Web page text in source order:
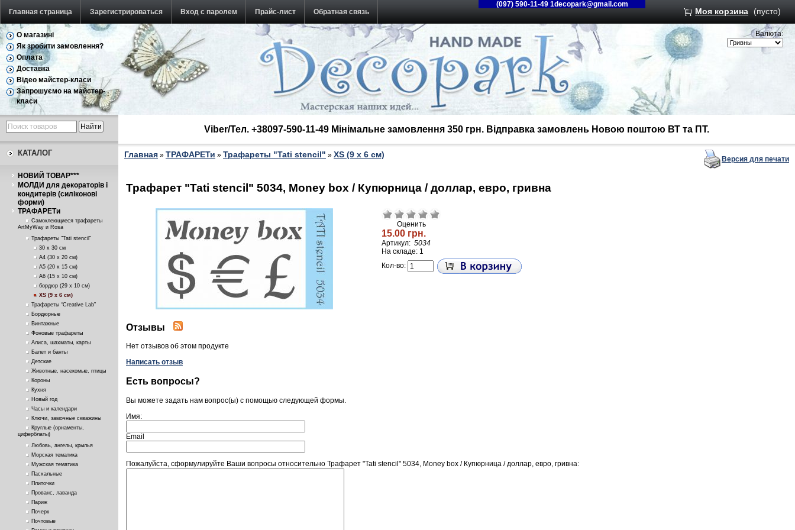
Главная страница Зарегистрироваться Вход с паролем Прайс-лист Обратная связь
(097) 590-11-49 1decopark@gmail.com
Моя корзина (пусто)
О магазині
Як зробити замовлення?
Оплата
Доставка
Відео майстер-класи
Запрошуємо на майстер-
класи
Валюта:
КАТАЛОГ
НОВИЙ ТОВАР***
МОЛДИ для декораторів і
кондитерів (силіконові
форми)
ТРАФАРЕТи
Самоклеющиеся трафареты
ArtMyWay и Rosa
Трафареты "Tati stencil"
30 х 30 см
А4 (30 х 20 см)
А5 (20 х 15 см)
А6 (15 х 10 см)
бордюр (29 х 10 см)
ХS (9 х 6 см)
Трафареты “Creative Lab”
Бордюрные
Винтажные
Фоновые трафареты
Алиса, шахматы, карты
Балет и банты
Детские
Животные, насекомые, птицы
Короны
Кухня
Новый год
Часы и календари
Ключи, замочные скважины
Круглые (орнаменты,
циферблаты)
Любовь, ангелы, крылья
Морская тематика
Мужская тематика
Пасхальные
Плиточки
Прованс, лаванда
Париж
Почерк
Почтовые
Viber/Тел. +38097-590-11-49 Мінімальне замовлення 350 грн. Відправка замовлень Новою поштою ВТ та ПТ.
Главная » ТРАФАРЕТи » Трафареты "Tati stencil" » ХS (9 х 6 см) Версия для печати
Трафарет "Tati stencil" 5034, Money box / Купюрница / доллар, евро, гривна
Оценить
15.00 грн.
Артикул: 5034
На складе: 1
Кол-во:
Отзывы
Нет отзывов об этом продукте
Написать отзыв
Есть вопросы?
Вы можете задать нам вопрос(ы) с помощью следующей формы.
Имя:
Email
Пожалуйста, сформулируйте Ваши вопросы относительно Трафарет "Tati stencil" 5034, Money box / Купюрница / доллар, евро, гривна: